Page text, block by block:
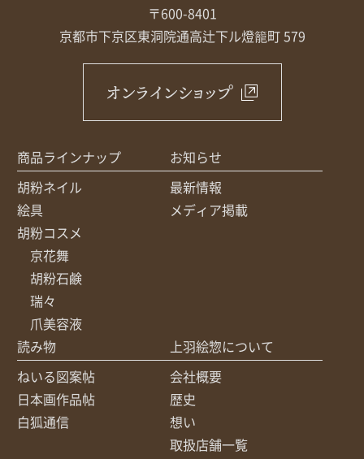
〒600-8401
京都市下京区東洞院通高辻下ル燈籠町 579
オンラインショップ
商品ラインナップ
胡粉ネイル
絵具
胡粉コスメ
京花舞
胡粉石鹸
瑞々
爪美容液
お知らせ
最新情報
メディア掲載
読み物
ねいる図案帖
日本画作品帖
白狐通信
上羽絵惣について
会社概要
歴史
想い
取扱店舗一覧